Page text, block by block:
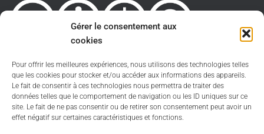
Gérer le consentement aux
cookies
Pour offrir les meilleures expériences, nous utilisons des technologies telles
que les cookies pour stocker et/ou accéder aux informations des appareils.
Le fait de consentir à ces technologies nous permettra de traiter des
données telles que le comportement de navigation ou les ID uniques sur ce
site. Le fait de ne pas consentir ou de retirer son consentement peut avoir un
effet négatif sur certaines caractéristiques et fonctions.
Sauf spécification contraire le site est sous licence
Creative Commons 4.0 International
CC BY-NC-SA.
Politique de cookies
Informations légales